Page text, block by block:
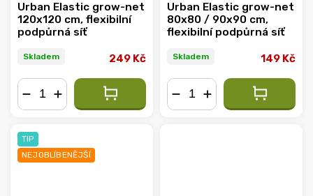
Urban Elastic grow-net
120x120 cm, flexibilní
podpůrná síť
Skladem 249 Kč
Urban Elastic grow-net
80x80 / 90x90 cm,
flexibilní podpůrná síť
Skladem 149 Kč
TIP
NEJOBLÍBENĚJŠÍ